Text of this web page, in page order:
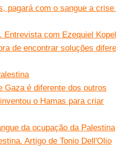
pagará com o sangue a crise
Entrevista com Ezequiel Kopel
de encontrar soluções
Gaza é diferente dos outros
o Hamas para criar
da ocupação da Palestina
Artigo de Tonio Dell'Olio